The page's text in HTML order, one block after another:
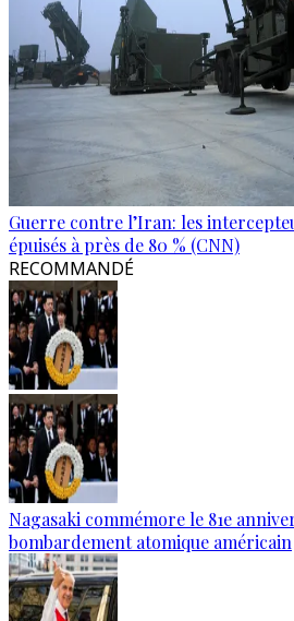
Guerre contre l’Iran: les
épuisés à près de 80 % (CNN)
RECOMMANDÉ
Nagasaki commémore le 81e
bombardement atomique américain